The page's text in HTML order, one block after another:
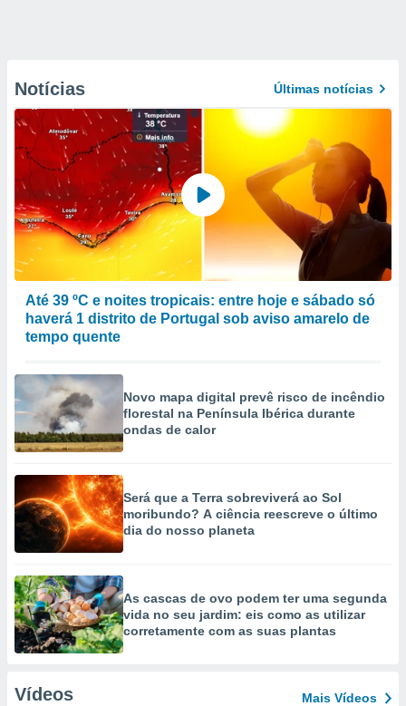
Notícias Últimas notícias
Até 39 ºC e noites tropicais: entre hoje e sábado só
haverá 1 distrito de Portugal sob aviso amarelo de
tempo quente
Novo mapa digital prevê risco de incêndio
florestal na Península Ibérica durante
ondas de calor
Será que a Terra sobreviverá ao Sol
moribundo? A ciência reescreve o último
dia do nosso planeta
As cascas de ovo podem ter uma segunda
vida no seu jardim: eis como as utilizar
corretamente com as suas plantas
Vídeos Mais Vídeos